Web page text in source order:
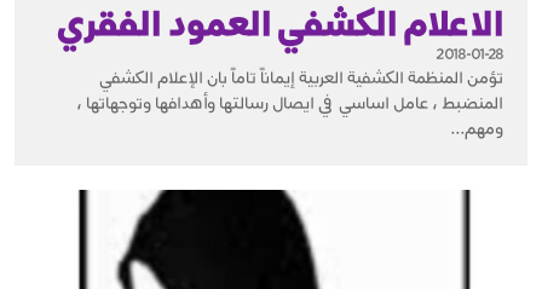
الاعلام الكشفي العمود الفقري
2018-01-28
تؤمن المنظمة الكشفية العربية إيماناً تاماً بان الإعلام الكشفي
المنضبط ، عامل اساسي في ايصال رسالتها وأهدافها وتوجهاتها ،
ومهم...